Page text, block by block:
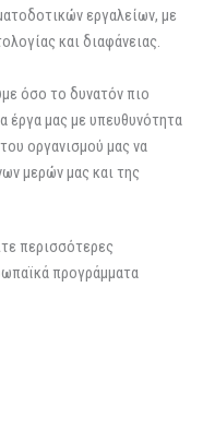
εργαλείων, με
και διαφάνειας.
όσο το δυνατόν πιο
έργα μας με υπευθυνότητα
οργανισμού μας να
μερών μας και της
περισσότερες
προγράμματα